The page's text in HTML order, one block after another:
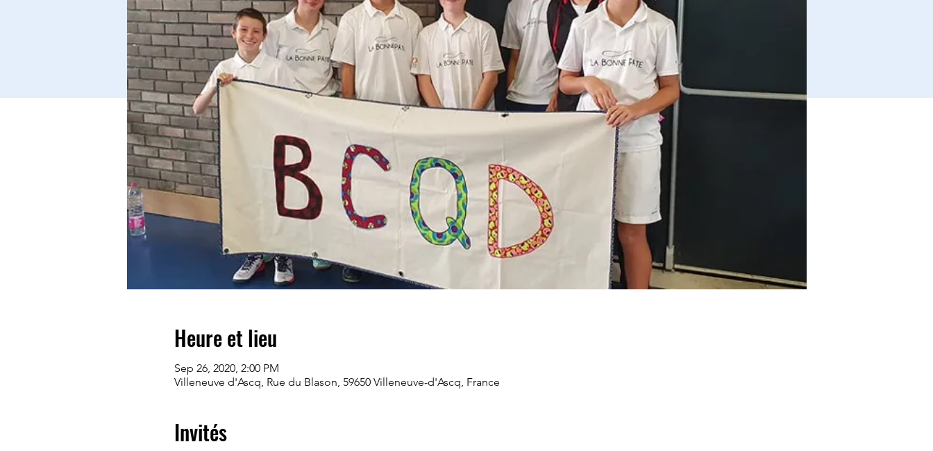
Heure et lieu
Sep 26, 2020, 2:00 PM
Villeneuve d'Ascq, Rue du Blason, 59650 Villeneuve-d'Ascq, France
Invités